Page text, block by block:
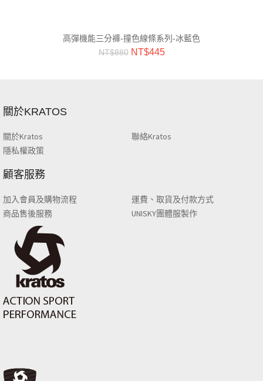
高彈機能三分褲-撞色線條系列-冰藍色
NT$880 NT$445
關於KRATOS
關於Kratos
聯絡Kratos
隱私權政策
顧客服務
加入會員及購物流程
運費、取貨及付款方式
商品售後服務
UNISKY團體服製作